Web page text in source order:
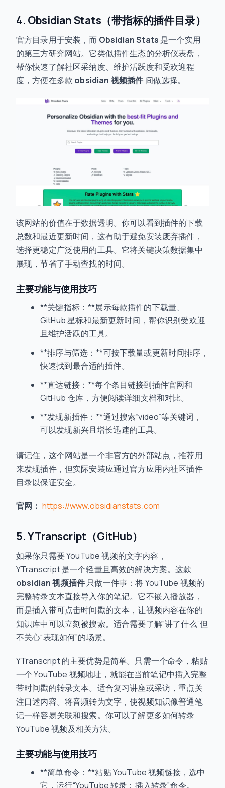
4. Obsidian Stats（带指标的插件目录）
官方目录用于安装，而 Obsidian Stats 是一个实用
的第三方研究网站。它类似插件生态的分析仪表盘，
帮你快速了解社区采纳度、维护活跃度和受欢迎程
度，方便在多款 obsidian 视频插件间做选择。
该网站的价值在于数据透明。你可以看到插件的下载
总数和最近更新时间，这有助于避免安装废弃插件，
选择更稳定广泛使用的工具。它将关键决策数据集中
展现，节省了手动查找的时间。
主要功能与使用技巧
**关键指标：**展示每款插件的下载量、
GitHub 星标和最新更新时间，帮你识别受欢迎
且维护活跃的工具。
**排序与筛选：**可按下载量或更新时间排序，
快速找到最合适的插件。
**直达链接：**每个条目链接到插件官网和
GitHub 仓库，方便阅读详细文档和对比。
**发现新插件：**通过搜索“video”等关键词，
可以发现新兴且增长迅速的工具。
请记住，这个网站是一个非官方的外部站点，推荐用
来发现插件，但实际安装应通过官方应用内社区插件
目录以保证安全。
官网： https://www.obsidianstats.com
5. YTranscript（GitHub）
如果你只需要 YouTube 视频的文字内容，
YTranscript 是一个轻量且高效的解决方案。这款
obsidian 视频插件只做一件事：将 YouTube 视频的
完整转录文本直接导入你的笔记。它不嵌入播放器，
而是插入带可点击时间戳的文本，让视频内容在你的
知识库中可以立刻被搜索。适合需要了解“讲了什么”但
不关心“表现如何”的场景。
YTranscript 的主要优势是简单。只需一个命令，粘贴
一个 YouTube 视频地址，就能在当前笔记中插入完整
带时间戳的转录文本。适合复习讲座或采访，重点关
注口述内容。将音频转为文字，使视频知识像普通笔
记一样容易关联和搜索。你可以了解更多如何转录
YouTube 视频及相关方法。
主要功能与使用技巧
**简单命令：**粘贴 YouTube 视频链接，选中
它，运行“YouTube 转录：插入转录”命令。